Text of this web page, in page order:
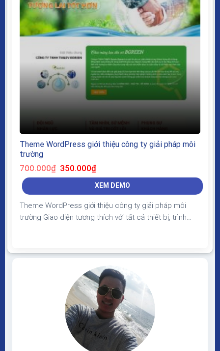
Theme WordPress giới thiệu công ty giải pháp môi
trường
700.000₫ Giá
gốc
là:
350.000₫Giá
tại
là:
XEM DEMO
Theme WordPress giới thiệu công ty giải pháp môi
trường Giao diện tương thích với tất cả thiết bị, trình
kế chuẩn SEO, load nhanh nhẹ tối ưu với các công cụ
tìm kiếm Theme sạch hoàn...